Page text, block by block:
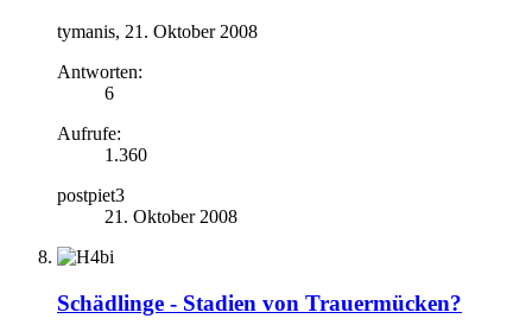
tymanis, 21. Oktober 2008
Antworten:
6
Aufrufe:
1.360
postpiet3
21. Oktober 2008
Schädlinge - Stadien von Trauermücken?